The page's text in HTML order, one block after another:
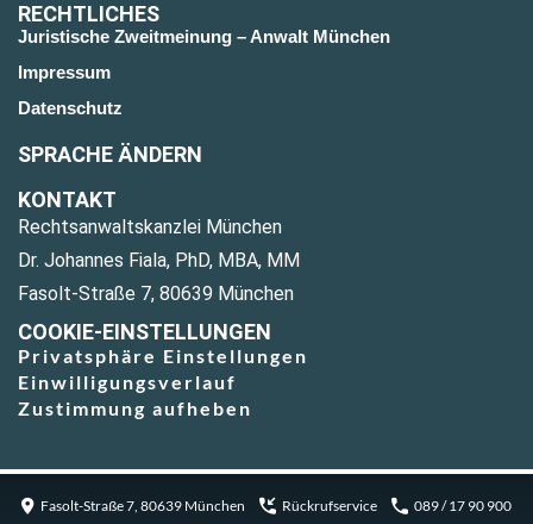
RECHTLICHES
Juristische Zweitmeinung – Anwalt München
Impressum
Datenschutz
SPRACHE ÄNDERN
KONTAKT
Rechtsanwaltskanzlei München
Dr. Johannes Fiala, PhD, MBA, MM
Fasolt-Straße 7, 80639 München
COOKIE-EINSTELLUNGEN
Privatsphäre Einstellungen
Einwilligungsverlauf
Zustimmung aufheben
Fasolt-Straße 7, 80639 München Rückrufservice 089 / 17 90 900